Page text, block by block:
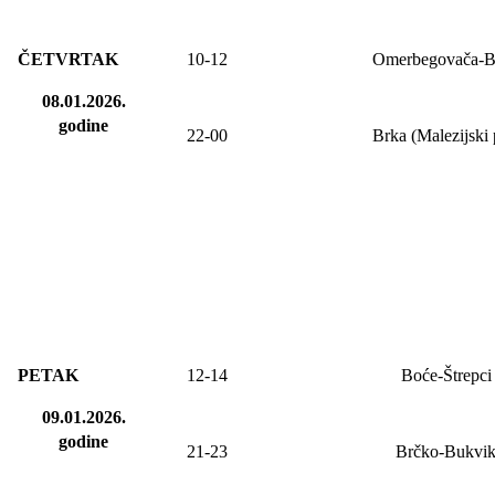
ČETVRTAK
08.01.2026.
godine
10-12 Omerbegovača-
22-00 Brka (Malezijski
PETAK
09.01.2026.
godine
12-14 Boće-Štrepci
21-23 Brčko-Bukvik